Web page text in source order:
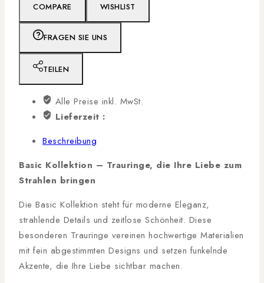
COMPARE WISHLIST
FRAGEN SIE UNS
TEILEN
Alle Preise inkl. MwSt.
Lieferzeit :
Beschreibung
Basic Kollektion – Trauringe, die Ihre Liebe zum
Strahlen bringen
Die Basic Kollektion steht für moderne Eleganz,
strahlende Details und zeitlose Schönheit. Diese
besonderen Trauringe vereinen hochwertige Materialien
mit fein abgestimmten Designs und setzen funkelnde
Akzente, die Ihre Liebe sichtbar machen.